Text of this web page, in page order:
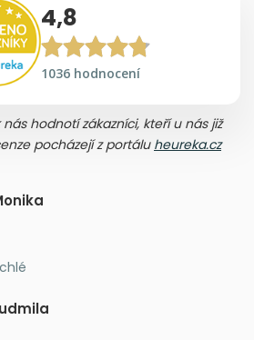
4,8
1036 hodnocení
hodnotí zákazníci, kteří u nás již
pocházejí z portálu heureka.cz